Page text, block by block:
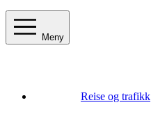
Meny
Reise og trafikk